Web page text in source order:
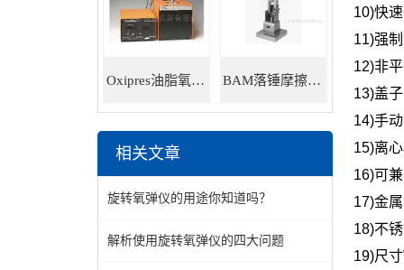
Oxipres油脂氧化稳定性仪 BAM落锤摩擦感度仪
相关文章
旋转氧弹仪的用途你知道吗？
解析使用旋转氧弹仪的四大问题
10)快
11)强
12)非
13)盖
14)手
15)离
16)可
17)金
18)不
19)尺寸